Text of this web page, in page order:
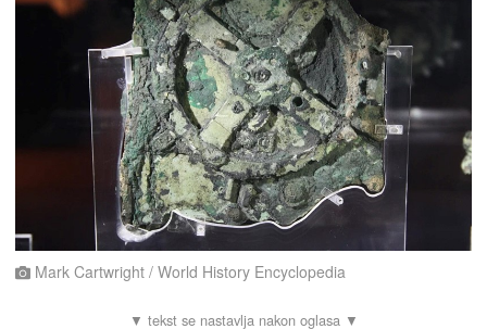
Mark Cartwright / World History Encyclopedia